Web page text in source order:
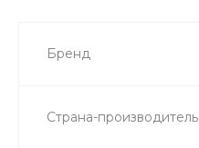
Бренд
Страна-производитель